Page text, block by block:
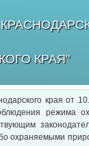
КРАЯ"
края от
режима
охраняемыми